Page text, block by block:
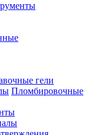
гели
Пломбировочные